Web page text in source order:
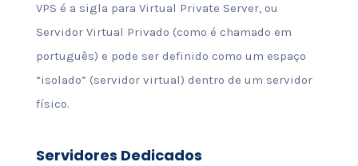
VPS é a sigla para Virtual Private Server, ou
Servidor Virtual Privado (como é chamado em
português) e pode ser definido como um espaço
“isolado” (servidor virtual) dentro de um servidor
físico.
Servidores Dedicados